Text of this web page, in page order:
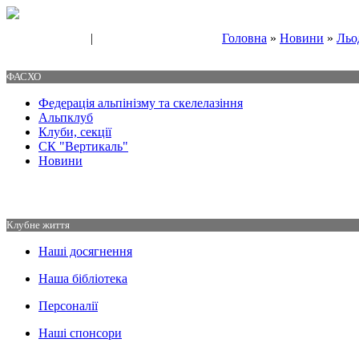
| Головна » Новини »
ФАСХО
Федерація альпінізму та скелелазіння
Альпклуб
Клуби, секції
СК "Вертикаль"
Новини
Клубне життя
Наші досягнення
Наша бібліотека
Персоналії
Наші спонсори